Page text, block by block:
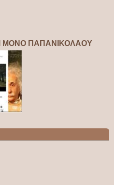
ΜΟΝΟ ΠΑΠΑΝΙΚΟΛΑΟΥ